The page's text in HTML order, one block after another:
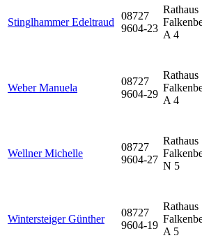
Stinglhammer Edeltraud
08727
9604-23
Rathaus
A 4
Weber Manuela
08727
9604-29
Rathaus
A 4
Wellner Michelle
08727
9604-27
Rathaus
N 5
Wintersteiger Günther
08727
9604-19
Rathaus
A 5